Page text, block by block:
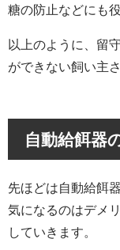
糖の防止などにも
以上のように、留
ができない飼い主
自動給餌器
先ほどは自動給餌
気になるのはデメ
していきます。